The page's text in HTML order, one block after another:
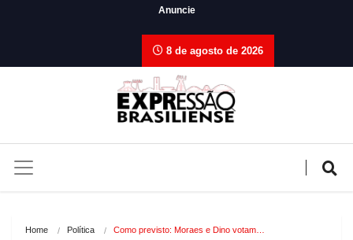
Anuncie
8 de agosto de 2026
Home Política Como previsto: Moraes e Dino votam…